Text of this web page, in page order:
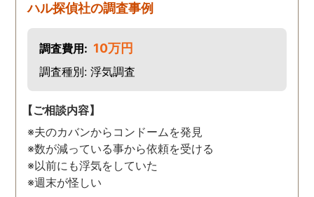
ハル探偵社の調査事例
調査費用: 10万円
調査種別: 浮気調査
【ご相談内容】
※夫のカバンからコンドームを発見
※数が減っている事から依頼を受ける
※以前にも浮気をしていた
※週末が怪しい